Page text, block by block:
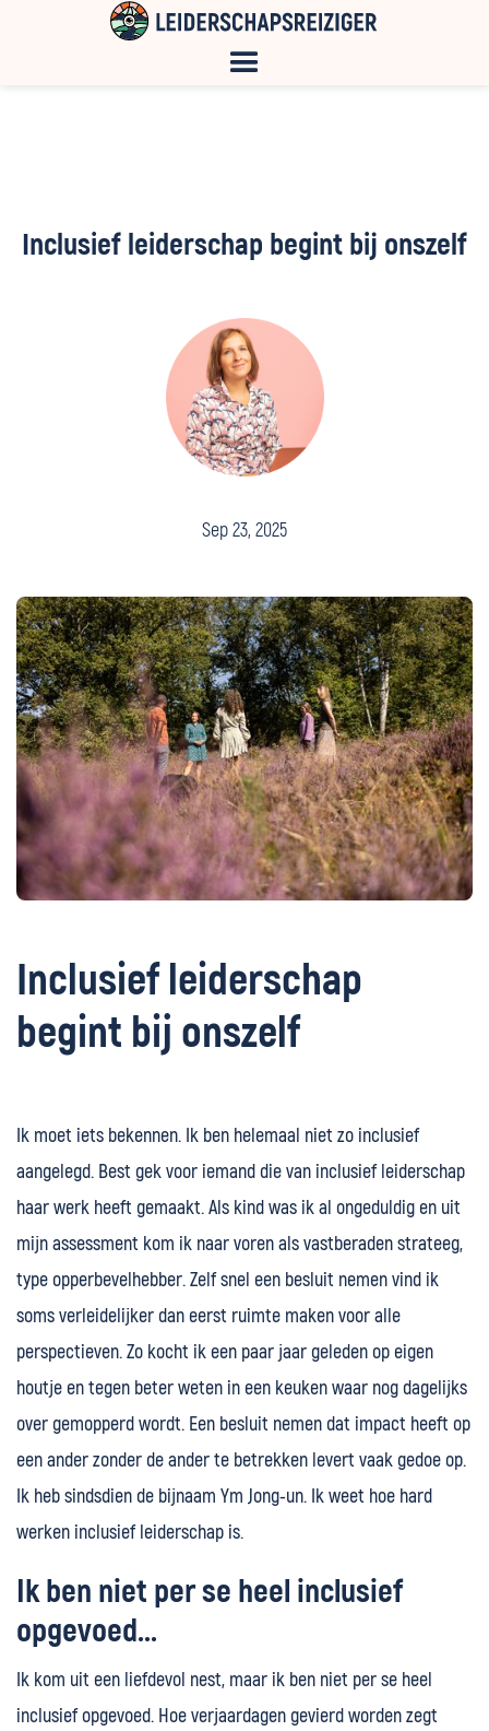
Inclusief leiderschap begint bij onszelf
Sep 23, 2025
Inclusief leiderschap
begint bij onszelf
Ik moet iets bekennen. Ik ben helemaal niet zo inclusief
aangelegd. Best gek voor iemand die van inclusief leiderschap
haar werk heeft gemaakt. Als kind was ik al ongeduldig en uit
mijn assessment kom ik naar voren als vastberaden strateeg,
type opperbevelhebber. Zelf snel een besluit nemen vind ik
soms verleidelijker dan eerst ruimte maken voor alle
perspectieven. Zo kocht ik een paar jaar geleden op eigen
houtje en tegen beter weten in een keuken waar nog dagelijks
over gemopperd wordt. Een besluit nemen dat impact heeft op
een ander zonder de ander te betrekken levert vaak gedoe op.
Ik heb sindsdien de bijnaam Ym Jong-un. Ik weet hoe hard
werken inclusief leiderschap is.
Ik ben niet per se heel inclusief
opgevoed...
Ik kom uit een liefdevol nest, maar ik ben niet per se heel
inclusief opgevoed. Hoe verjaardagen gevierd worden zegt